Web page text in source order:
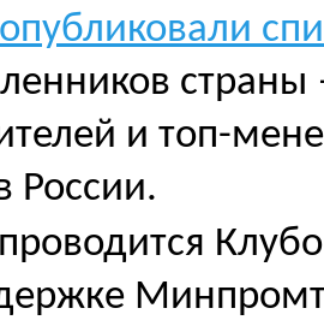
опубликовали
страны
и топ-
России.